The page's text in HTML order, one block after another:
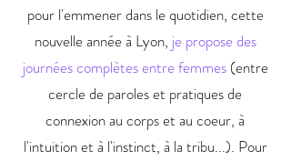
pour l'emmener dans le quotidien, cette
nouvelle année à Lyon, je propose des
journées complètes entre femmes(entre
cercle de paroles et pratiques de
connexion au corps et au coeur, à
l'intuition et à l'instinct, à la tribu...). Pour